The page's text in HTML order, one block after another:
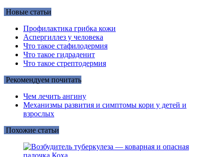
Новые статьи
Профилактика грибка кожи
Аспергиллез у человека
Что такое стафилодермия
Что такое гидраденит
Что такое стрептодермия
Рекомендуем почитать
Чем лечить ангину
Механизмы развития и симптомы кори у детей и
взрослых
Похожие статьи